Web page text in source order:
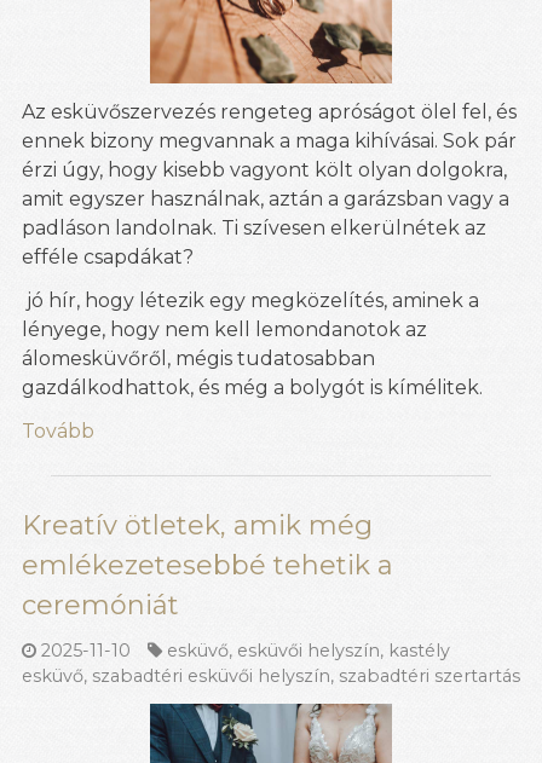
Az esküvőszervezés rengeteg apróságot ölel fel, és
ennek bizony megvannak a maga kihívásai. Sok pár
érzi úgy, hogy kisebb vagyont költ olyan dolgokra,
amit egyszer használnak, aztán a garázsban vagy a
padláson landolnak. Ti szívesen elkerülnétek az
efféle csapdákat?
jó hír, hogy létezik egy megközelítés, aminek a
lényege, hogy nem kell lemondanotok az
álomesküvőről, mégis tudatosabban
gazdálkodhattok, és még a bolygót is kímélitek.
Tovább
Kreatív ötletek, amik még
emlékezetesebbé tehetik a
ceremóniát
2025-11-10 esküvő, esküvői helyszín, kastély
esküvő, szabadtéri esküvői helyszín, szabadtéri szertartás